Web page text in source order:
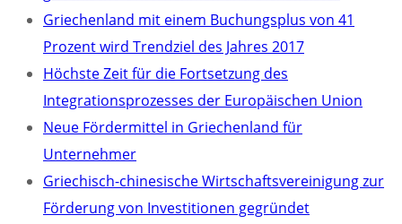
Griechenland mit einem Buchungsplus von 41
Prozent wird Trendziel des Jahres 2017
Höchste Zeit für die Fortsetzung des
Integrationsprozesses der Europäischen Union
Neue Fördermittel in Griechenland für
Unternehmer
Griechisch-chinesische Wirtschaftsvereinigung zur
Förderung von Investitionen gegründet